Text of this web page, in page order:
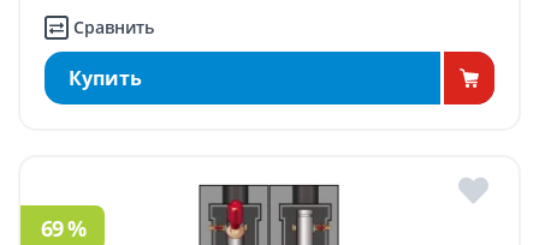
Сравнить
Купить
69 %